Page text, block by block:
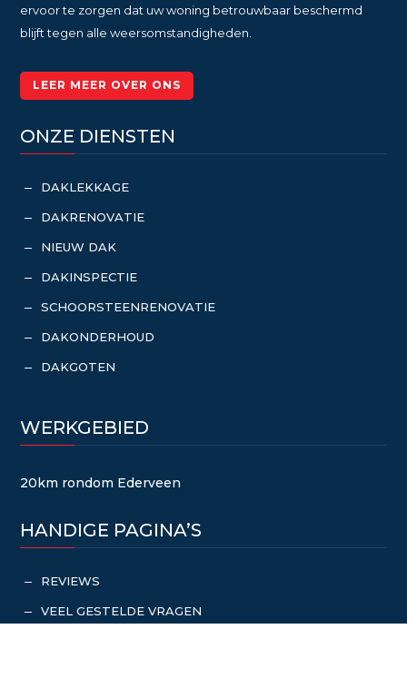
ervoor te zorgen dat uw woning betrouwbaar beschermd
blijft tegen alle weersomstandigheden.
LEER MEER OVER ONS
ONZE DIENSTEN
K DAKLEKKAGE
K DAKRENOVATIE
K NIEUW DAK
K DAKINSPECTIE
K SCHOORSTEENRENOVATIE
K DAKONDERHOUD
K DAKGOTEN
WERKGEBIED
20km rondom Ederveen
HANDIGE PAGINA’S
K REVIEWS
K VEEL GESTELDE VRAGEN